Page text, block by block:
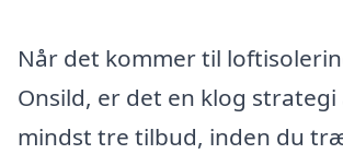
Når det kommer til
Onsild, er det en klog
mindst tre tilbud, inden du